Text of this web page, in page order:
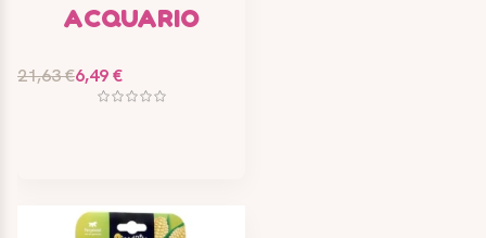
ACQUARIO
21,63 €6,49 €